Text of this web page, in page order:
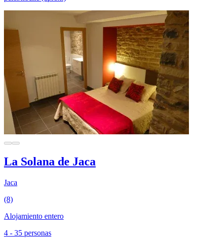
La Solana de Jaca
Jaca
(8)
Alojamiento entero
4 - 35 personas